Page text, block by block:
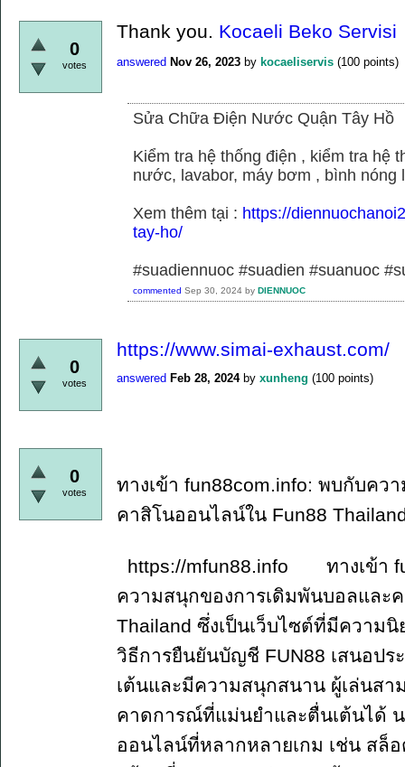
0
votes
Thank you. Kocaeli Beko Servisi
answered Nov 26, 2023 by kocaeliservis (100 points)
Sửa Chữa Điện Nước Quận Tây Hồ
Kiểm tra hệ thống điện , kiểm tra hệ
nước, lavabor, máy bơm , bình nóng
Xem thêm tại : https://
tay-ho/
#suadiennuoc #suadien #suanuoc
commented Sep 30, 2024 by DIENNUOC
0
votes
https://www.simai-exhaust.com/
answered Feb 28, 2024 by xunheng (100 points)
0
votes
ทางเข้า fun88com.info: พบกับคว
คาสิโนออนไลน์ใน Fun88
https://mfun88.info ทางเข้า
ความสนุกของการเดิมพันบอลและ
Thailand ซึ่งเป็นเว็บไซต์ที่มีความ
วิธีการยืนยันบัญชี FUN88 เสนอป
เต้นและมีความสนุกสนาน ผู้เล่นสา
คาดการณ์ที่แม่นยำและตื่นเต้นได้
ออนไลน์ที่หลากหลายเกม เช่น สล็